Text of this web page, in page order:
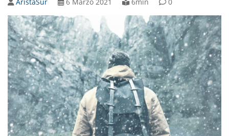
AristaSur 6 Marzo 2021 6min 0